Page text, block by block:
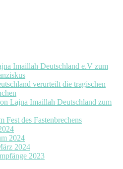
Imaillah Deutschland e.V zum
verurteilt die tragischen
Lajna Imaillah Deutschland zum
Fest des Fastenbrechens
2024
2024
2023